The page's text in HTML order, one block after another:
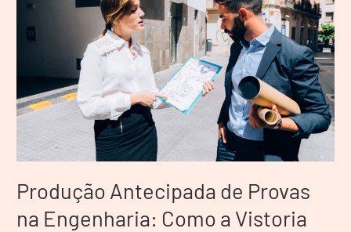
Produção Antecipada de Provas
na Engenharia: Como a Vistoria
Provas
na
Vistoria
Cautelar
Blinda
Judicial